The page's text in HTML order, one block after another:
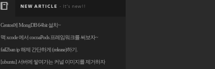
Centos에 MongDB 64bit 설치~
맥 xcode 에서 cocoaPods 프레임워크를 써보자~
fail2ban ip 해제 간단하게 (release)하기.
[ubuntu] 서버에 쌓여가는 커널 이미지를 제거하자